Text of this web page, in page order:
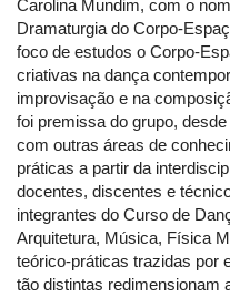
Carolina Mundim, com o
Dramaturgia do Corpo-
foco de estudos o Corpo-
criativas na dança
improvisação e na
foi premissa do grupo,
com outras áreas de
práticas a partir da
docentes, discentes e
integrantes do Curso de
Arquitetura, Música, Física
teórico-práticas trazidas por
tão distintas redimensionam